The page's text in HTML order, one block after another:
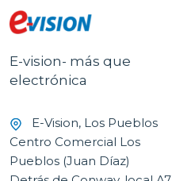
E-vision- más que
electrónica
E-Vision, Los Pueblos
Centro Comercial Los
Pueblos (Juan Díaz)